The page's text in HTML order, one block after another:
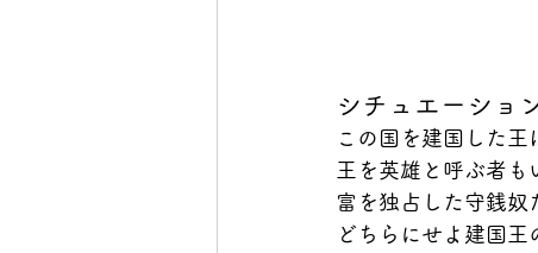
シチュエーショ
この国を建国した王
王を英雄と呼ぶ者も
富を独占した守銭奴
どちらにせよ建国